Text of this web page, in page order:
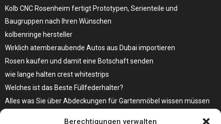
Berechtigungen verwalten
Kolb CNC Rosenheim fertigt Prototypen, Serienteile und
Baugruppen nach Ihren Wünschen
kolbenringe hersteller
Wirklich atemberaubende Autos aus Dubai importieren
Rosen kaufen und damit eine Botschaft senden
wie lange halten crest whitestrips
Welches ist das Beste Füllfederhalter?
Alles was Sie über Abdeckungen für Gartenmöbel wissen müssen